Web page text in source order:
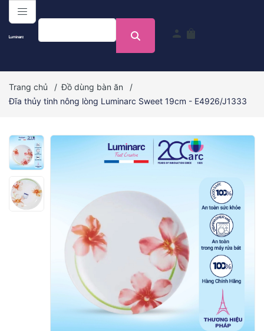
menu
person shopping_bag
Trang chủ / Đồ dùng bàn ăn
/
Đĩa thủy tinh nông lòng Luminarc Sweet 19cm - E4926/J1333